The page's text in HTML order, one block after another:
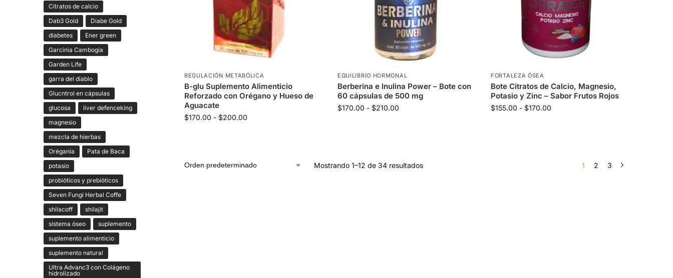
REGULACIÓN METABÓLICA
B-glu Suplemento Alimenticio
Reforzado con Orégano y Hueso de
Aguacate
$170.00 - $200.00
EQUILIBRIO HORMONAL
Berberina e Inulina Power – Bote con
60 cápsulas de 500 mg
$170.00 - $210.00
FORTALEZA ÓSEA
Bote Citratos de Calcio, Magnesio,
Potasio y Zinc – Sabor Frutos Rojos
$155.00 - $170.00
Mostrando 1–12 de 34 resultados 1 2 3
Citratos de calcio
Dab3 Gold
Diabe Gold
diabetes
Ener green
Garcinia Cambogia
Garden Life
garra del diablo
Glucntrol en cápsulas
glucosa
liver defenceking
magnesio
mezcla de hierbas
Orégania
Pata de Baca
potasio
probióticos y prebióticos
Seven Fungi Herbal Coffe
shilacoff
shilajit
sistema óseo
suplemento
suplemento alimenticio
suplemento natural
Ultra Advanc3 con Colágeno
hidrolizado